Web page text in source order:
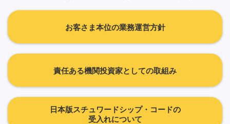
お客さま本位の業務運営方針
責任ある機関投資家としての取組み
日本版スチュワードシップ・コードの
受入れについて